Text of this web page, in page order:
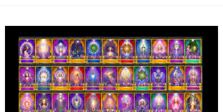
每筆NT$80，滿NT$3,000(含以上)免運費
郵局幫你送（離島）
每筆NT$80，滿NT$3,000(含以上)免運費
付款後門市自取
免運費